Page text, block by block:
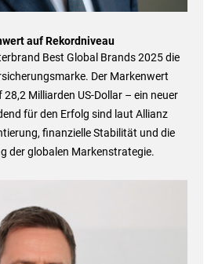
auf Rekordniveau
Best Global Brands 2025 die
Der Markenwert
Milliarden US-Dollar – ein neuer
für den Erfolg sind laut Allianz
finanzielle Stabilität und die
der globalen Markenstrategie.